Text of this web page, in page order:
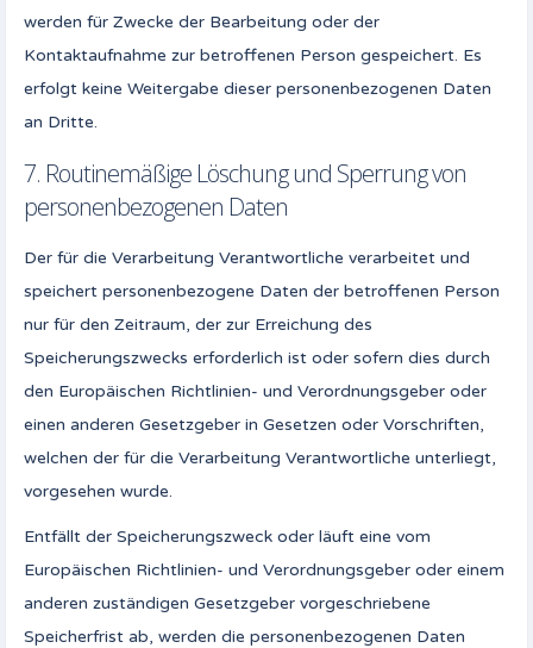
werden für Zwecke der Bearbeitung oder der
Kontaktaufnahme zur betroffenen Person gespeichert. Es
erfolgt keine Weitergabe dieser personenbezogenen Daten
an Dritte.
7. Routinemäßige Löschung und Sperrung von
personenbezogenen Daten
Der für die Verarbeitung Verantwortliche verarbeitet und
speichert personenbezogene Daten der betroffenen Person
nur für den Zeitraum, der zur Erreichung des
Speicherungszwecks erforderlich ist oder sofern dies durch
den Europäischen Richtlinien- und Verordnungsgeber oder
einen anderen Gesetzgeber in Gesetzen oder Vorschriften,
welchen der für die Verarbeitung Verantwortliche unterliegt,
vorgesehen wurde.
Entfällt der Speicherungszweck oder läuft eine vom
Europäischen Richtlinien- und Verordnungsgeber oder einem
anderen zuständigen Gesetzgeber vorgeschriebene
Speicherfrist ab, werden die personenbezogenen Daten